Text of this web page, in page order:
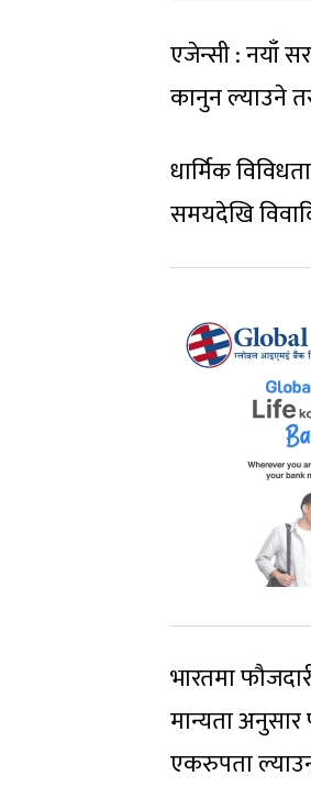
एजेन्सी : नयाँ
कानुन ल्याउने
धार्मिक
समयदेखि
भारतमा
मान्यता
एकरुपता